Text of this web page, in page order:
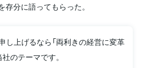
存分に語ってもらった。
し上げるなら「両利きの経営に変革
のテーマです。